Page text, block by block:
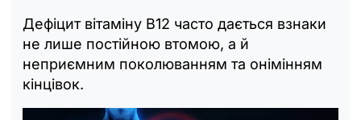
Дефіцит вітаміну B12 часто дається взнаки
не лише постійною втомою, а й
неприємним поколюванням та онімінням
кінцівок.